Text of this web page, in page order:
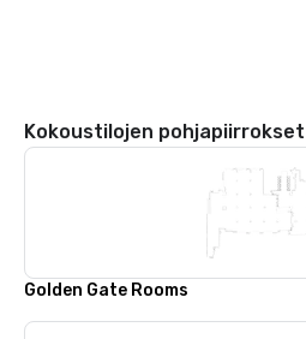
Kokoustilojen pohjapiirrokset
Golden Gate Rooms